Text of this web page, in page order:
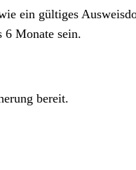
ein gültiges
6 Monate sein.
bereit.